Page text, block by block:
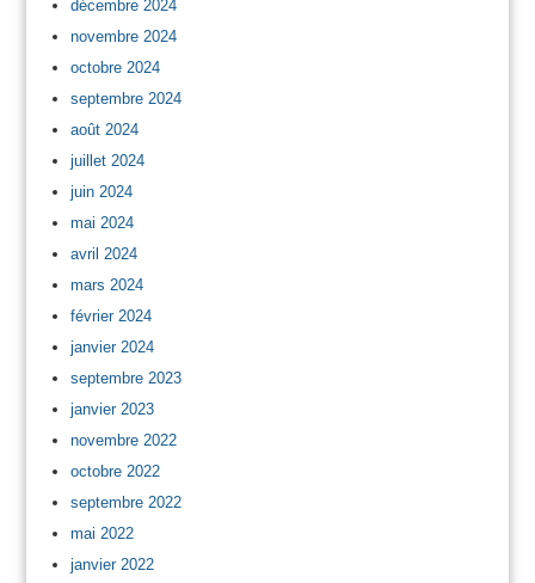
décembre 2024
novembre 2024
octobre 2024
septembre 2024
août 2024
juillet 2024
juin 2024
mai 2024
avril 2024
mars 2024
février 2024
janvier 2024
septembre 2023
janvier 2023
novembre 2022
octobre 2022
septembre 2022
mai 2022
janvier 2022